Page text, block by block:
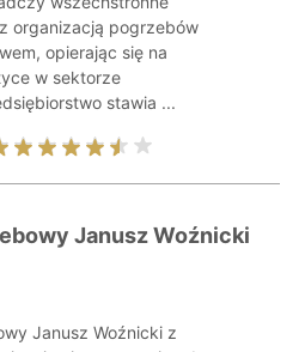
organizacją pogrzebów
opierając się na
w sektorze
stawia ...
Janusz Woźnicki
Janusz Woźnicki z